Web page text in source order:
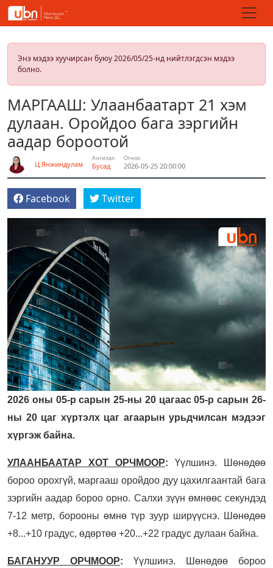
Энэ мэдээ хуучирсан буюу 2026/05/25-нд нийтлэгдсэн мэдээ
болно.
МАРГААШ: Улаанбаатарт 21 хэм
дулаан. Оройдоо бага зэргийн
аадар бороотой
Ц.Янжиндулам
Ангилал
Бусад
Огноо
2026-05-25 20:00:00
Facebook Twitter
2026 оны 05-р сарын 25-ны 20 цагаас 05-р сарын 26-
ны 20 цаг хүртэлх цаг агаарын урьдчилсан мэдээг
хүргэж байна.
УЛААНБААТАР ХОТ ОРЧМООР: Үүлшинэ. Шөнөдөө
бороо орохгүй, маргааш оройдоо дуу цахилгаантай бага
зэргийн аадар бороо орно. Салхи зүүн өмнөөс секундэд
7-12 метр, борооны өмнө түр зуур ширүүснэ. Шөнөдөө
+8...+10 градус, өдөртөө +20...+22 градус дулаан байна.
БАГАНУУР ОРЧМООР: Үүлшинэ. Шөнөдөө бороо